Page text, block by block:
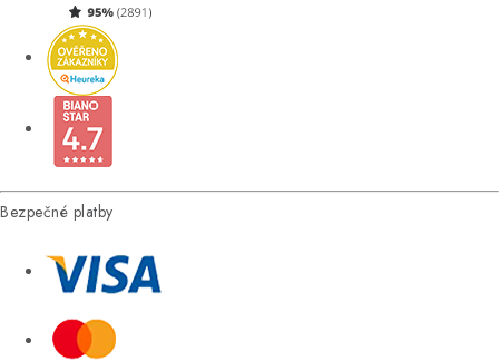
Bezpečné platby